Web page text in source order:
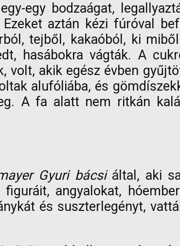
egy bodzaágat,
aztán kézi fúróval
tejből, kakaóból, ki
hasábokra vágták. A
akik egész évben
alufóliába, és
A fa alatt nem ritkán
Gyuri bácsiáltal, aki
angyalokat,
és suszterlegényt,